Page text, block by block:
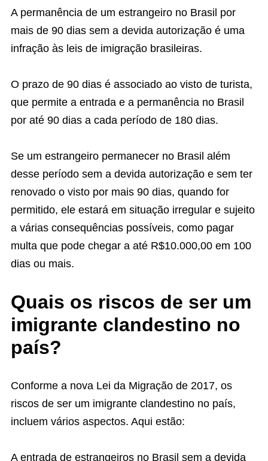
A permanência de um estrangeiro no Brasil por
mais de 90 dias sem a devida autorização é uma
infração às leis de imigração brasileiras.
O prazo de 90 dias é associado ao visto de turista,
que permite a entrada e a permanência no Brasil
por até 90 dias a cada período de 180 dias.
Se um estrangeiro permanecer no Brasil além
desse período sem a devida autorização e sem ter
renovado o visto por mais 90 dias, quando for
permitido, ele estará em situação irregular e sujeito
a várias consequências possíveis, como pagar
multa que pode chegar a até R$10.000,00 em 100
dias ou mais.
Quais os riscos de ser um
imigrante clandestino no
país?
Conforme a nova Lei da Migração de 2017, os
riscos de ser um imigrante clandestino no país,
incluem vários aspectos. Aqui estão:
A entrada de estrangeiros no Brasil sem a devida